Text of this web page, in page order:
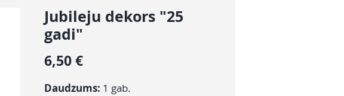
Jubileju dekors "25
gadi"
6,50 €Cena
Daudzums: 1 gab.